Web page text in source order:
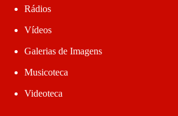
Rádios
Vídeos
Galerias de Imagens
Musicoteca
Videoteca